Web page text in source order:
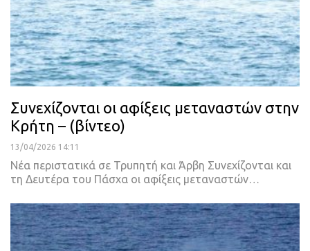
Συνεχίζονται οι αφίξεις μεταναστών στην
Κρήτη – (βίντεο)
13/04/2026 14:11
Νέα περιστατικά σε Τρυπητή και Άρβη Συνεχίζονται και
τη Δευτέρα του Πάσχα οι αφίξεις μεταναστών…